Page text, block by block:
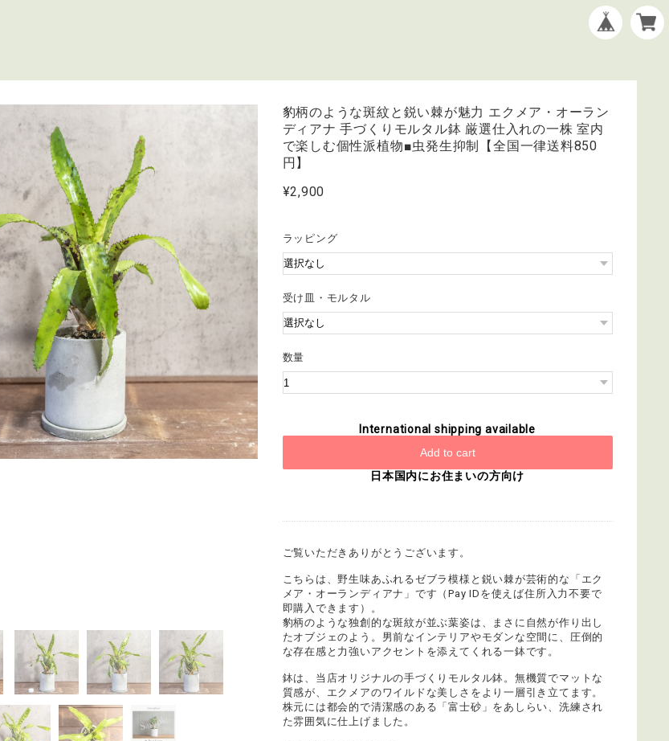
豹柄のような斑紋と鋭い棘が魅力 エクメア・オーラン
ディアナ 手づくりモルタル鉢 厳選仕入れの一株 室内
で楽しむ個性派植物■虫発生抑制【全国一律送料850
円】
¥2,900
ラッピング
受け皿・モルタル
数量
International shipping available
Add to cart
日本国内にお住まいの方向け
ご覧いただきありがとうございます。
こちらは、野生味あふれるゼブラ模様と鋭い棘が芸術的な「エク
メア・オーランディアナ」です（Pay IDを使えば住所入力不要で
即購入できます）。
豹柄のような独創的な斑紋が並ぶ葉姿は、まさに自然が作り出し
たオブジェのよう。男前なインテリアやモダンな空間に、圧倒的
な存在感と力強いアクセントを添えてくれる一鉢です。
鉢は、当店オリジナルの手づくりモルタル鉢。無機質でマットな
質感が、エクメアのワイルドな美しさをより一層引き立てます。
株元には都会的で清潔感のある「富士砂」をあしらい、洗練され
た雰囲気に仕上げました。